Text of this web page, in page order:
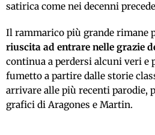
satirica come nei decenni
Il rammarico più grande rimane
riuscita ad entrare nelle grazie
continua a perdersi alcuni veri e
fumetto a partire dalle storie
arrivare alle più recenti parodie,
grafici di Aragones e Martin.